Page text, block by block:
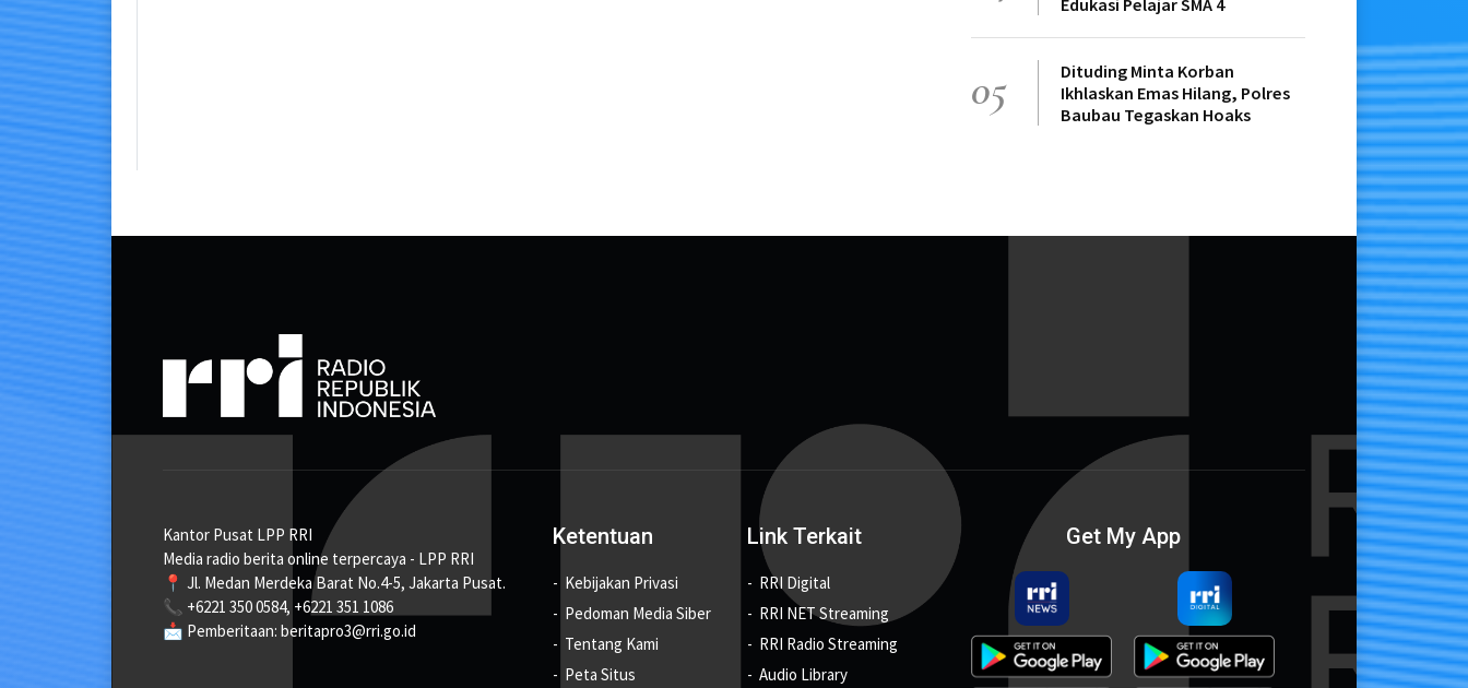
05
Dituding Minta Korban
Ikhlaskan Emas Hilang, Polres
Baubau Tegaskan Hoaks
Kantor Pusat LPP RRI
Media radio berita online terpercaya - LPP RRI
📍 Jl. Medan Merdeka Barat No.4-5, Jakarta Pusat.
📞 +6221 350 0584, +6221 351 1086
📩 Pemberitaan: beritapro3@rri.go.id
Ketentuan
Kebijakan Privasi
Pedoman Media Siber
Tentang Kami
Peta Situs
Link Terkait
RRI Digital
RRI NET Streaming
RRI Radio Streaming
Audio Library
Get My App